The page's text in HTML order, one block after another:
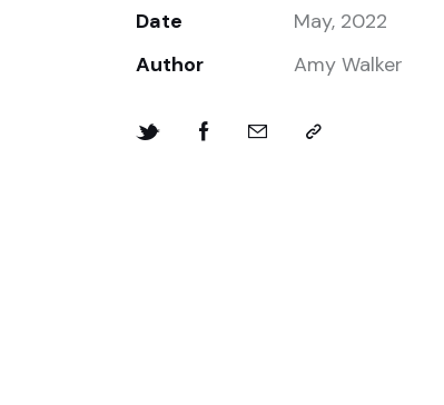
Date
May, 2022
Author
Amy Walker